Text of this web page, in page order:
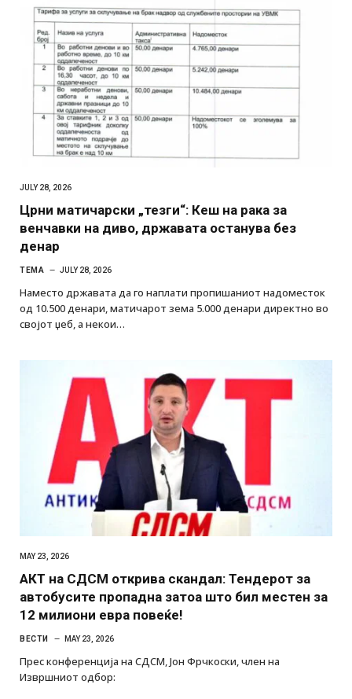
JULY 28, 2026
Црни матичарски „тезги“: Кеш на рака за
венчавки на диво, државата останува без
денар
ТЕМА JULY 28, 2026
Наместо државата да го наплати пропишаниот надоместок
од 10.500 денари, матичарот зема 5.000 денари директно во
својот џеб, а некои…
MAY 23, 2026
АКТ на СДСМ открива скандал: Тендерот за
автобусите пропадна затоа што бил местен за
12 милиони евра повеќе!
ВЕСТИ MAY 23, 2026
Прес конференција на СДСМ, Јон Фрчкоски, член на
Извршниот одбор: